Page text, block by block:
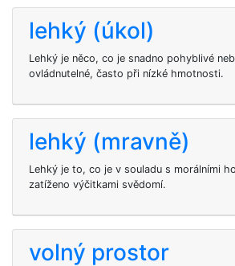
lehký (úkol)
Lehký je něco, co je snadno pohyblivé
ovládnutelné, často při nízké hmotnosti.
lehký (mravně)
Lehký je to, co je v souladu s morálními
zatíženo výčitkami svědomí.
volný prostor